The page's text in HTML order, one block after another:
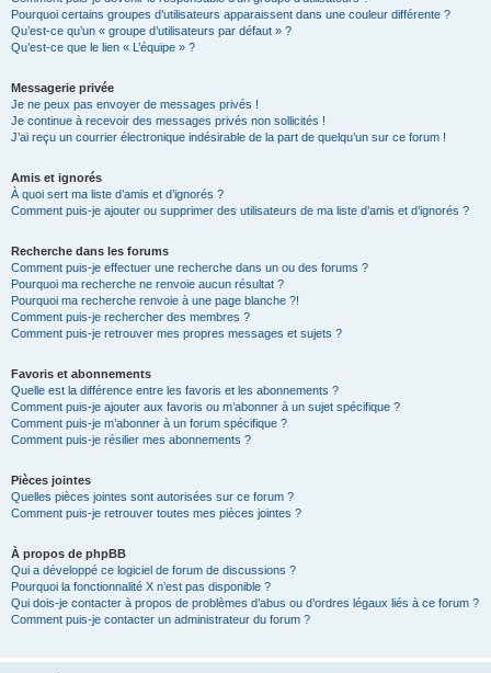
Pourquoi certains groupes d’utilisateurs apparaissent dans une couleur différente ?
Qu’est-ce qu’un « groupe d’utilisateurs par défaut » ?
Qu’est-ce que le lien « L’équipe » ?
Messagerie privée
Je ne peux pas envoyer de messages privés !
Je continue à recevoir des messages privés non sollicités !
J’ai reçu un courrier électronique indésirable de la part de quelqu’un sur ce forum !
Amis et ignorés
À quoi sert ma liste d’amis et d’ignorés ?
Comment puis-je ajouter ou supprimer des utilisateurs de ma liste d’amis et d’ignorés ?
Recherche dans les forums
Comment puis-je effectuer une recherche dans un ou des forums ?
Pourquoi ma recherche ne renvoie aucun résultat ?
Pourquoi ma recherche renvoie à une page blanche ?!
Comment puis-je rechercher des membres ?
Comment puis-je retrouver mes propres messages et sujets ?
Favoris et abonnements
Quelle est la différence entre les favoris et les abonnements ?
Comment puis-je ajouter aux favoris ou m’abonner à un sujet spécifique ?
Comment puis-je m’abonner à un forum spécifique ?
Comment puis-je résilier mes abonnements ?
Pièces jointes
Quelles pièces jointes sont autorisées sur ce forum ?
Comment puis-je retrouver toutes mes pièces jointes ?
À propos de phpBB
Qui a développé ce logiciel de forum de discussions ?
Pourquoi la fonctionnalité X n’est pas disponible ?
Qui dois-je contacter à propos de problèmes d’abus ou d’ordres légaux liés à ce forum ?
Comment puis-je contacter un administrateur du forum ?